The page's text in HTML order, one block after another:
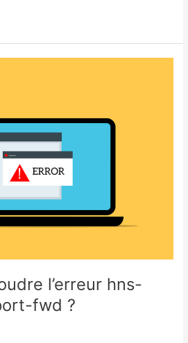
l’erreur hns-
fwd ?